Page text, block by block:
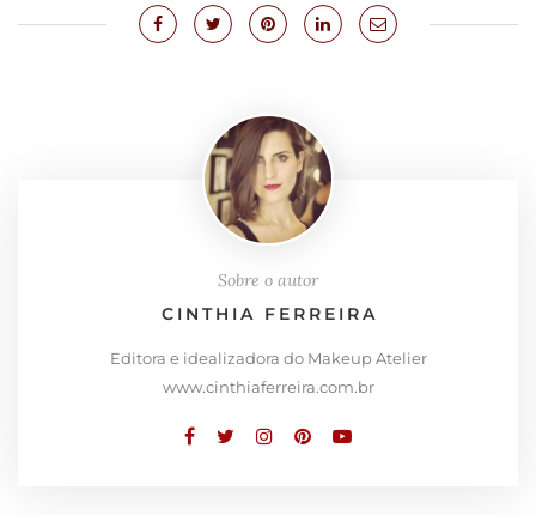
Sobre o autor
CINTHIA FERREIRA
Editora e idealizadora do Makeup Atelier
www.cinthiaferreira.com.br